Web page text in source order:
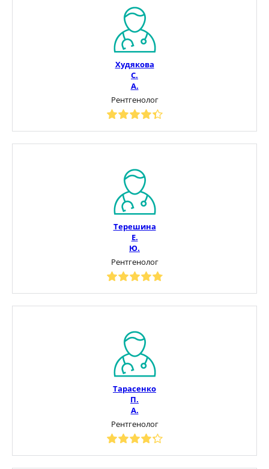
Худякова
С.
А.
Рентгенолог
Терешина
Е.
Ю.
Рентгенолог
Тарасенко
П.
А.
Рентгенолог